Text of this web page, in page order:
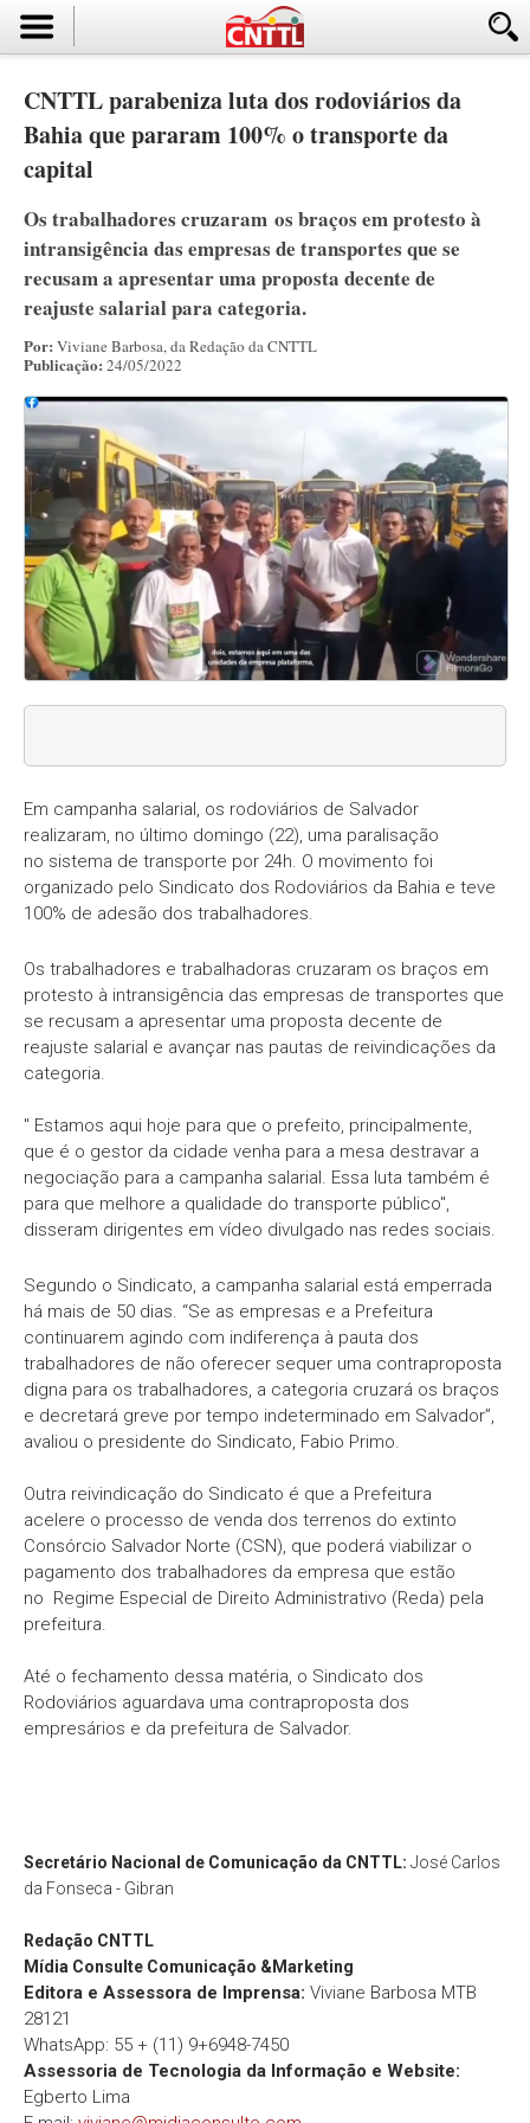
CNTTL parabeniza luta dos rodoviários da
Bahia que pararam 100% o transporte da
capital
Os trabalhadores cruzaram os braços em protesto à
intransigência das empresas de transportes que se
recusam a apresentar uma proposta decente de
reajuste salarial para categoria.
Por: Viviane Barbosa, da Redação da CNTTL
Publicação: 24/05/2022
Em campanha salarial, os rodoviários de Salvador
realizaram, no último domingo (22), uma paralisação
no sistema de transporte por 24h. O movimento foi
organizado pelo Sindicato dos Rodoviários da Bahia e teve
100% de adesão dos trabalhadores.
Os trabalhadores e trabalhadoras cruzaram os braços em
protesto à intransigência das empresas de transportes que
se recusam a apresentar uma proposta decente de
reajuste salarial e avançar nas pautas de reivindicações da
categoria.
" Estamos aqui hoje para que o prefeito, principalmente,
que é o gestor da cidade venha para a mesa destravar a
negociação para a campanha salarial. Essa luta também é
para que melhore a qualidade do transporte público",
disseram dirigentes em vídeo divulgado nas redes sociais.
Segundo o Sindicato, a campanha salarial está emperrada
há mais de 50 dias. “Se as empresas e a Prefeitura
continuarem agindo com indiferença à pauta dos
trabalhadores de não oferecer sequer uma contraproposta
digna para os trabalhadores, a categoria cruzará os braços
e decretará greve por tempo indeterminado em Salvador”,
avaliou o presidente do Sindicato, Fabio Primo.
Outra reivindicação do Sindicato é que a Prefeitura
acelere o processo de venda dos terrenos do extinto
Consórcio Salvador Norte (CSN), que poderá viabilizar o
pagamento dos trabalhadores da empresa que estão
no Regime Especial de Direito Administrativo (Reda) pela
prefeitura.
Até o fechamento dessa matéria, o Sindicato dos
Rodoviários aguardava uma contraproposta dos
empresários e da prefeitura de Salvador.
Secretário Nacional de Comunicação da CNTTL: José Carlos
da Fonseca - Gibran
Redação CNTTL
Mídia Consulte Comunicação &Marketing
Editora e Assessora de Imprensa: Viviane Barbosa MTB
28121
WhatsApp: 55 + (11) 9+6948-7450
Assessoria de Tecnologia da Informação e Website:
Egberto Lima